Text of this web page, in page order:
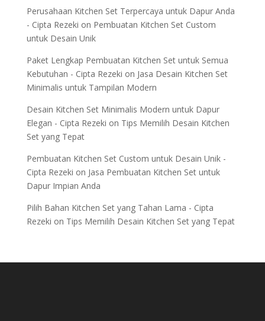
Perusahaan Kitchen Set Terpercaya untuk Dapur Anda
- Cipta Rezeki on Pembuatan Kitchen Set Custom
untuk Desain Unik
Paket Lengkap Pembuatan Kitchen Set untuk Semua
Kebutuhan - Cipta Rezeki on Jasa Desain Kitchen Set
Minimalis untuk Tampilan Modern
Desain Kitchen Set Minimalis Modern untuk Dapur
Elegan - Cipta Rezeki on Tips Memilih Desain Kitchen
Set yang Tepat
Pembuatan Kitchen Set Custom untuk Desain Unik -
Cipta Rezeki on Jasa Pembuatan Kitchen Set untuk
Dapur Impian Anda
Pilih Bahan Kitchen Set yang Tahan Lama - Cipta
Rezeki on Tips Memilih Desain Kitchen Set yang Tepat